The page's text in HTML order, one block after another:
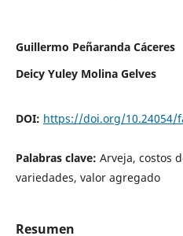
Guillermo Peñaranda Cáceres
Deicy Yuley Molina Gelves
DOI: https://doi.org/10.24054/
Palabras clave: Arveja, costos
variedades, valor agregado
Resumen